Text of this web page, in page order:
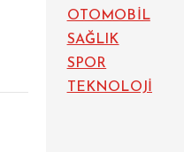
OTOMOBİL
SAĞLIK
SPOR
TEKNOLOJİ